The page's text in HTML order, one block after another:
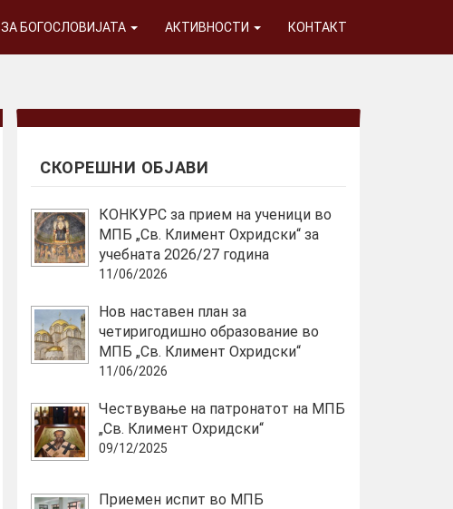
ЗА БОГОСЛОВИЈАТА АКТИВНОСТИ КОНТАКТ
СКОРЕШНИ ОБЈАВИ
КОНКУРС за прием на ученици во
МПБ „Св. Климент Охридски“ за
учебната 2026/27 година
11/06/2026
Нов наставен план за
четиригодишно образование во
МПБ „Св. Климент Охридски“
11/06/2026
Чествување на патронатот на МПБ
„Св. Климент Охридски“
09/12/2025
Приемен испит во МПБ